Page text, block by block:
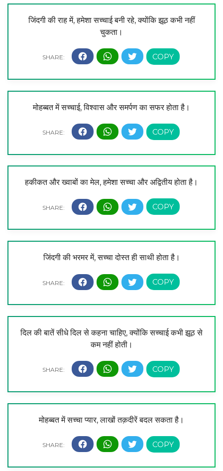
जिंदगी की राह में, हमेशा सच्चाई बनी रहे, क्योंकि झूठ कभी नहीं
चुकता।
मोहब्बत में सच्चाई, विश्वास और समर्पण का सफर होता है।
हकीकत और ख्वाबों का मेल, हमेशा सच्चा और अद्वितीय होता है।
जिंदगी की भरमर में, सच्चा दोस्त ही साथी होता है।
दिल की बातें सीधे दिल से कहना चाहिए, क्योंकि सच्चाई कभी झूठ से
कम नहीं होती।
मोहब्बत में सच्चा प्यार, लाखों तक़दीरें बदल सकता है।